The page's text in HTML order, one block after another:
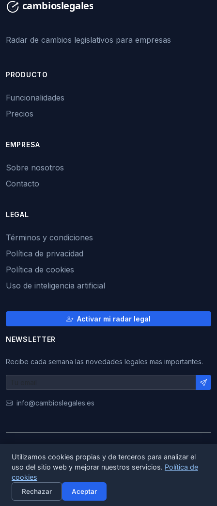
Activar alertas
Radar de cambios legislativos para empresas
PRODUCTO
Funcionalidades
Precios
EMPRESA
Sobre nosotros
Contacto
LEGAL
Términos y condiciones
Política de privacidad
Política de cookies
Uso de inteligencia artificial
Activar mi radar legal
NEWSLETTER
Recibe cada semana las novedades legales mas importantes.
info@cambioslegales.es
reservados.
ES|EN
Utilizamos cookies propias y de terceros para analizar el
uso del sitio web y mejorar nuestros servicios. Política de
cookies
Rechazar Aceptar